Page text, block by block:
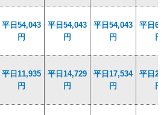
平日54,043
円
平日54,043
円
平日54,043
円
平日
円
平日11,935
円
平日14,729
円
平日17,534
円
平日
円
平日54,043
円
平日54,043
円
平日54,043
円
平日
円
平日11,935
円
平日14,729
円
平日17,534
円
平日
円